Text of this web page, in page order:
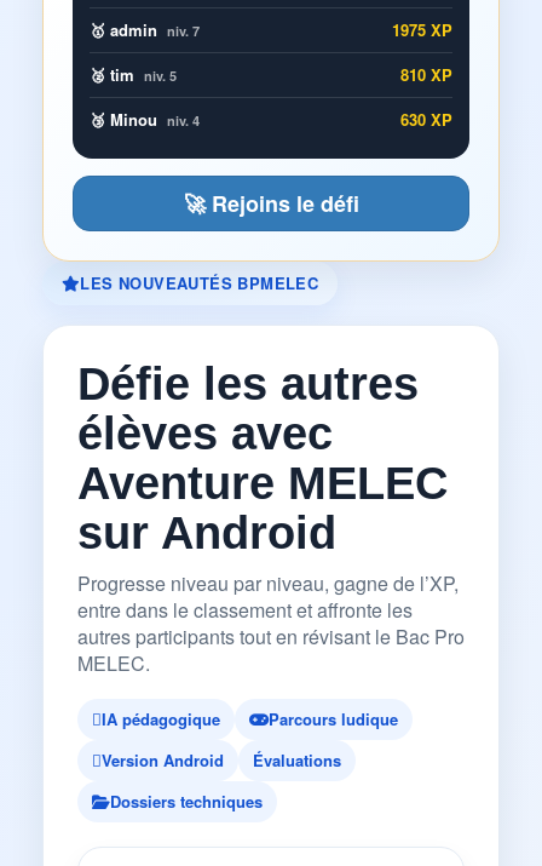
🥇 admin niv. 7
1975 XP
🥈 tim niv. 5
810 XP
🥉 Minou niv. 4 630 XP
🚀 Rejoins le défi
LES NOUVEAUTÉS BPMELEC
Défie les autres
élèves avec
Aventure MELEC
sur Android
Progresse niveau par niveau, gagne de l’XP,
entre dans le classement et affronte les
autres participants tout en révisant le Bac Pro
MELEC.
IA pédagogique
Parcours ludique
Version Android
Évaluations
Dossiers techniques